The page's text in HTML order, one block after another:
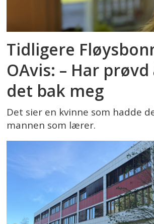
Tidligere
OAvis: – Har prøvd
det bak meg
Det sier en kvinne som hadde
mannen som lærer.